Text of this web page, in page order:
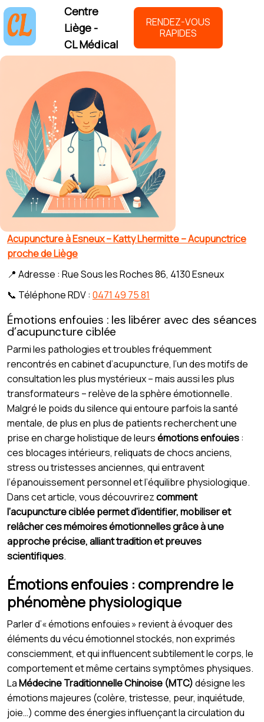
Centre
Liège -
CL Médical
RENDEZ-VOUS
RAPIDES
Acupuncture à Esneux – Katty Lhermitte – Acupunctrice
proche de Liège
📍 Adresse : Rue Sous les Roches 86, 4130 Esneux
📞 Téléphone RDV : 0471 49 75 81
Émotions enfouies : les libérer avec des séances
d’acupuncture ciblée
Parmi les pathologies et troubles fréquemment
rencontrés en cabinet d’acupuncture, l’un des motifs de
consultation les plus mystérieux – mais aussi les plus
transformateurs – relève de la sphère émotionnelle.
Malgré le poids du silence qui entoure parfois la santé
mentale, de plus en plus de patients recherchent une
prise en charge holistique de leursémotions enfouies:
ces blocages intérieurs, reliquats de chocs anciens,
stress ou tristesses anciennes, qui entravent
l’épanouissement personnel et l’équilibre physiologique.
Dans cet article, vous découvrirezcomment
l’acupuncture ciblée permet d’identifier, mobiliser et
relâcher ces mémoires émotionnelles grâce à une
approche précise, alliant tradition et preuves
scientifiques.
Émotions enfouies : comprendre le
phénomène physiologique
Parler d’« émotions enfouies » revient à évoquer des
éléments du vécu émotionnel stockés, non exprimés
consciemment, et qui influencent subtilement le corps, le
comportement et même certains symptômes physiques.
LaMédecine Traditionnelle Chinoise (MTC)désigne les
émotions majeures (colère, tristesse, peur, inquiétude,
joie…) comme des énergies influençant la circulation du